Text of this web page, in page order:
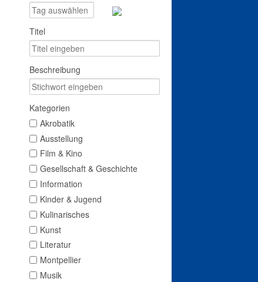
Titel
Beschreibung
Kategorien
Akrobatik
Ausstellung
Film & Kino
Gesellschaft & Geschichte
Information
Kinder & Jugend
Kulinarisches
Kunst
Literatur
Montpellier
Musik